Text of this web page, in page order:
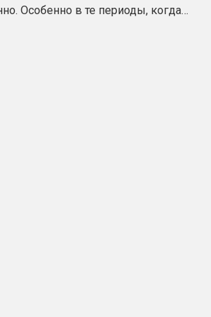
Особенно в те периоды, когда…